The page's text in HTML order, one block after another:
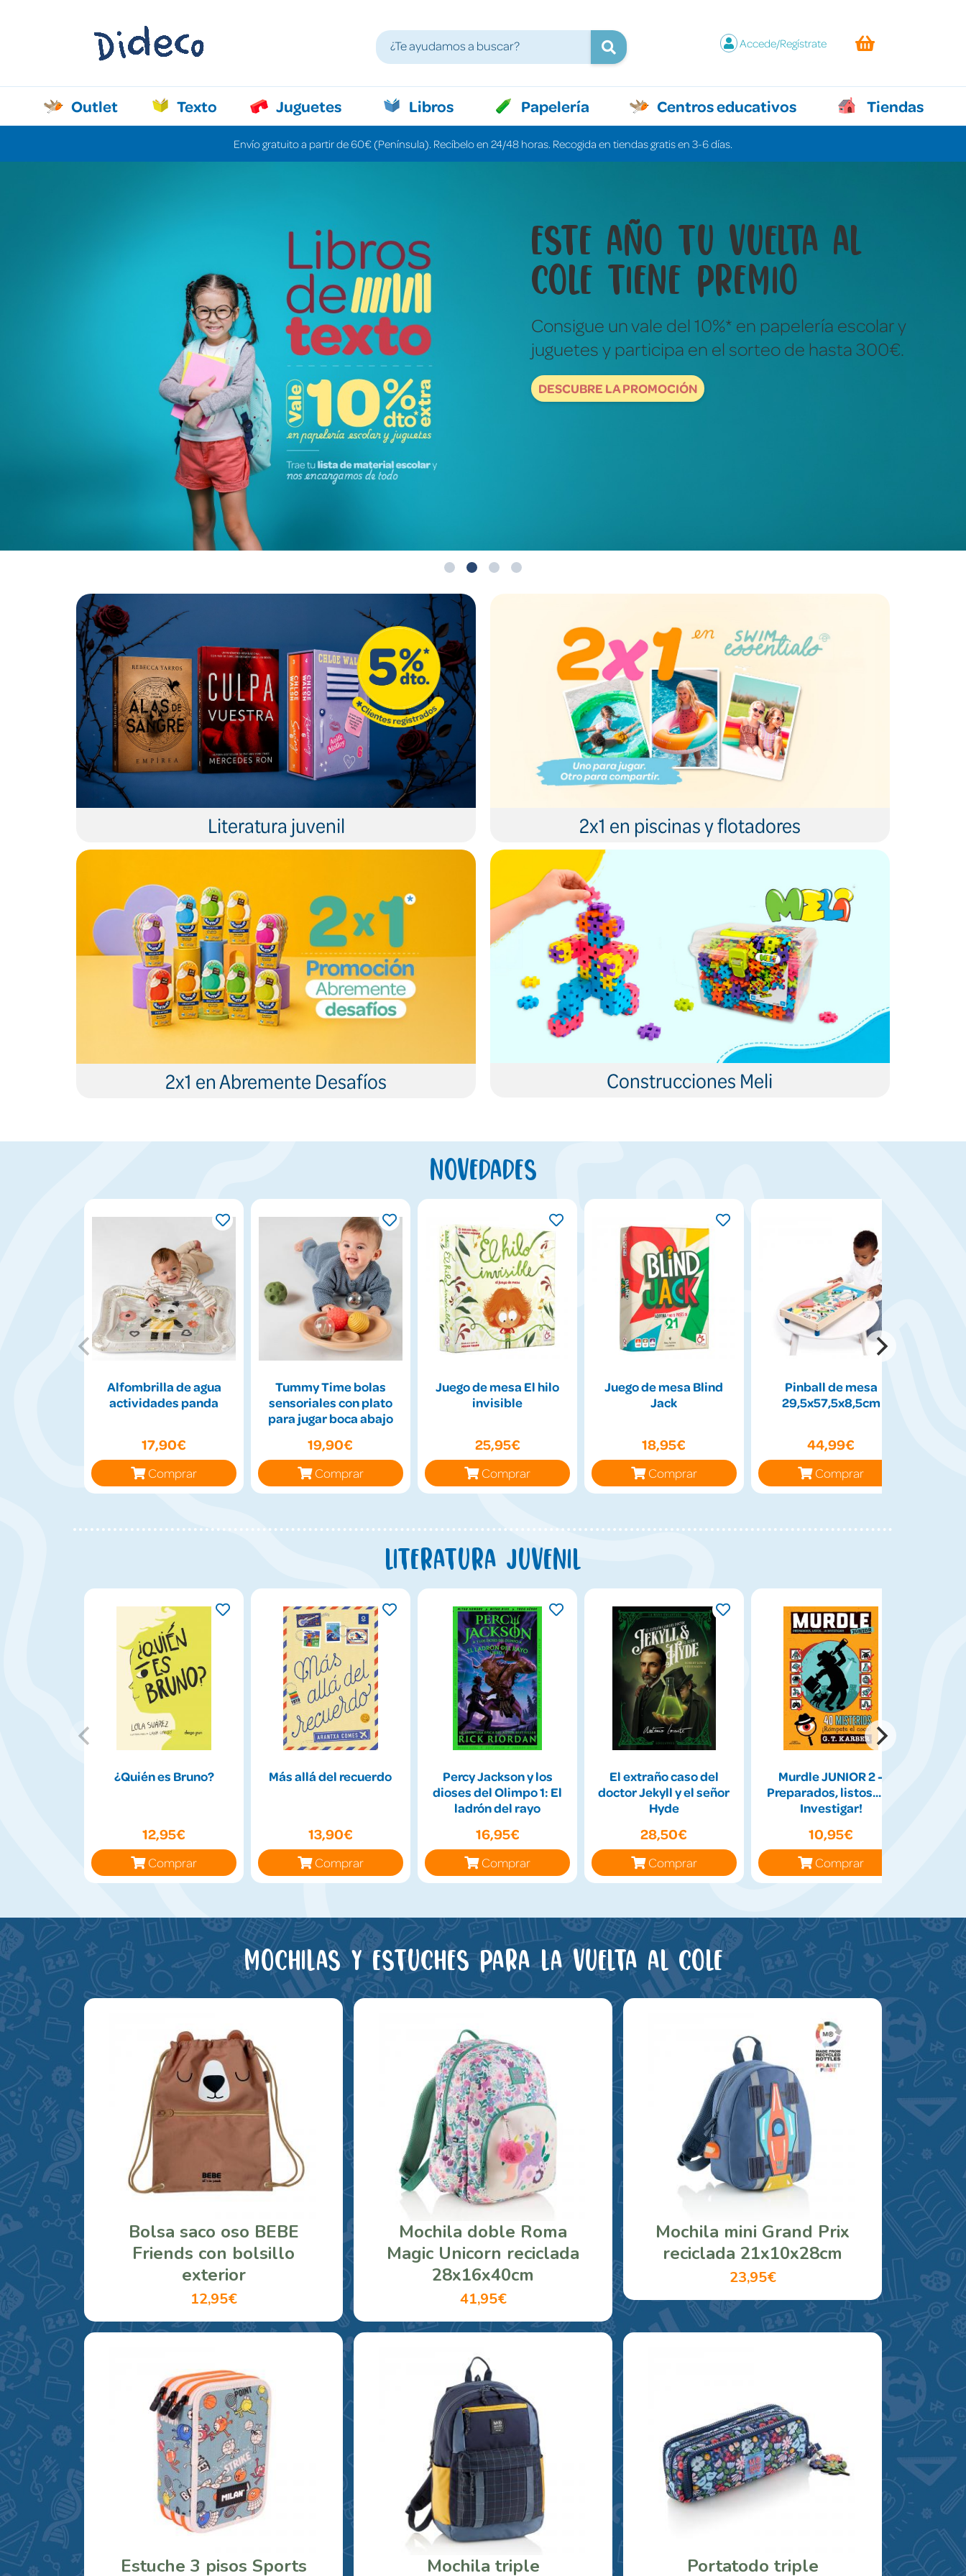
Accede/Regístrate
Outlet Texto Juguetes Libros Papelería Centros educativos Tiendas
Envío gratuito a partir de 60€ (Península). Recíbelo en 24/48 horas. Recogida en tiendas gratis en 3-6 días.
Libros y juegos que lo
cuentan todo sin decir ni
una palabra
Fotografías reales para descubrir y explorar el
mundo de verdad.
Literatura juvenil 2x1 en piscinas y flotadores
2x1 en Abremente Desafíos Construcciones Meli
Novedades
Alfombrilla de agua
actividades panda
17,90€
Comprar
Tummy Time bolas
sensoriales con plato
para jugar boca abajo
19,90€
Comprar
Juego de mesa El hilo
invisible
25,95€
Comprar
Juego de mesa Blind
Jack
18,95€
Comprar
Pinball de mesa
29,5x57,5x8,5cm
44,99€
Comprar
Literatura juvenil
¿Quién es Bruno?
12,95€
Comprar
Más allá del recuerdo
13,90€
Comprar
Percy Jackson y los
dioses del Olimpo 1: El
ladrón del rayo
16,95€
Comprar
El extraño caso del
doctor Jekyll y el señor
Hyde
28,50€
Comprar
Murdle JUNIOR 2 -
Preparados, listos... ¡A
Investigar!
10,95€
Comprar
Mochilas y estuches para la vuelta al cole
Bolsa saco oso BEBE
Friends con bolsillo
exterior
12,95€
Mochila doble Roma
Magic Unicorn reciclada
28x16x40cm
41,95€
Mochila mini Grand Prix
reciclada 21x10x28cm
23,95€
Estuche 3 pisos Sports
Mochila triple
Portatodo triple